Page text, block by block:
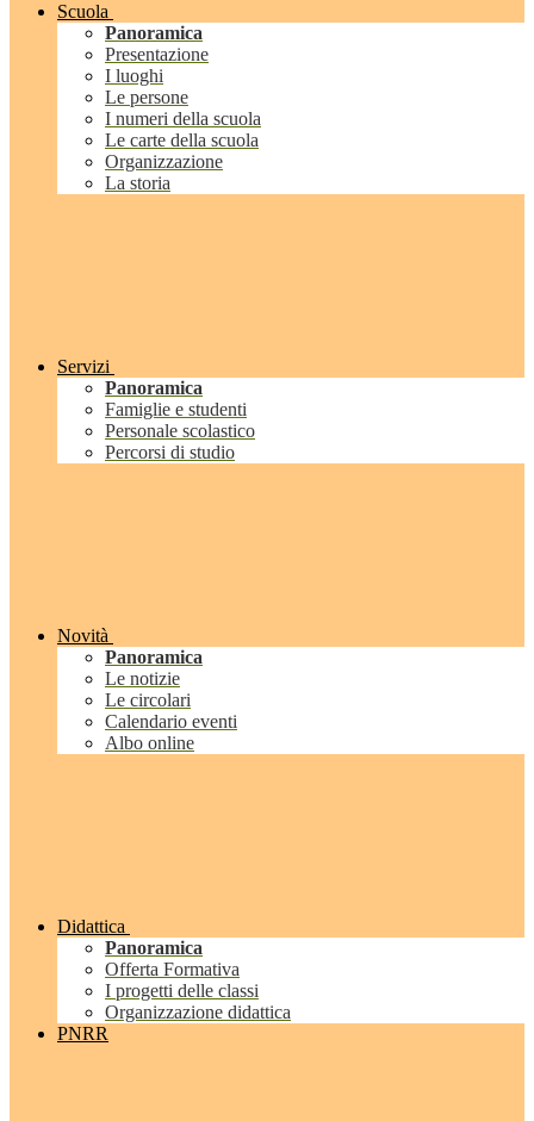
Scuola
Panoramica
Presentazione
I luoghi
Le persone
I numeri della scuola
Le carte della scuola
Organizzazione
La storia
Servizi
Panoramica
Famiglie e studenti
Personale scolastico
Percorsi di studio
Novità
Panoramica
Le notizie
Le circolari
Calendario eventi
Albo online
Didattica
Panoramica
Offerta Formativa
I progetti delle classi
Organizzazione didattica
PNRR